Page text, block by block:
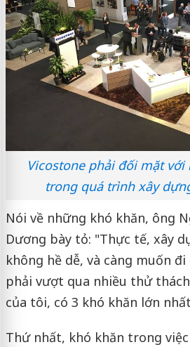
Vicostone phải đối mặt
trong quá trình xây
Nói về những khó khăn, ông
Dương bày tỏ: "Thực tế, xây
không hề dễ, và càng muốn
phải vượt qua nhiều thử
của tôi, có 3 khó khăn lớn
Thứ nhất, khó khăn trong việc